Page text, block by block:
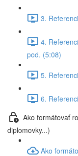
3.
4.
pod. (5:08)
5.
6.
Ako formátovať
diplomovky...)
Ako